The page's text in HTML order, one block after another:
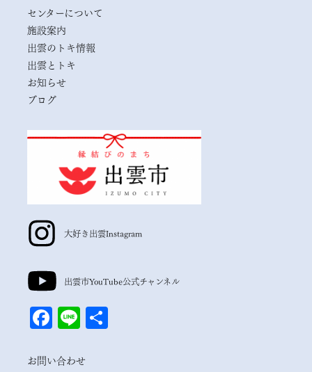
センターについて
施設案内
出雲のトキ情報
出雲とトキ
お知らせ
ブログ
大好き出雲Instagram
出雲市YouTube公式チャンネル
Facebook
Line
お問い合わせ